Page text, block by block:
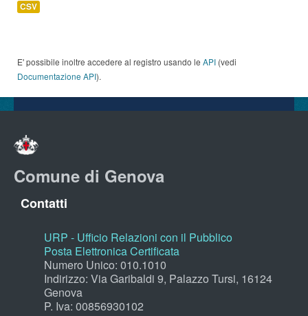
CSV
E' possibile inoltre accedere al registro usando le API (vedi
Documentazione API).
Comune di Genova
Contatti
URP - Ufficio Relazioni con il Pubblico
Posta Elettronica Certificata
Numero Unico: 010.1010
Indirizzo: Via Garibaldi 9, Palazzo Tursi, 16124
Genova
P. Iva: 00856930102